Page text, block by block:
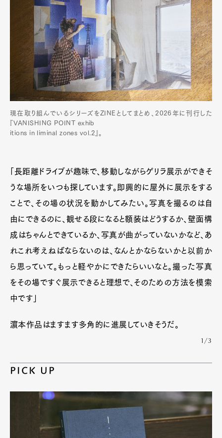
現在取り組んでいるシリーズをZINEとしてまとめ、2026年に刊行した
『VANISHING POINT exhib
itions in liminal zones vol.2』。
「長距離ドライブが趣味で、移動しながらゲリラ展示ができそ
うな場所をいつも探しています。即興的に屋外に展示をする
ことで、その場の状況を動かしてみたい。写真を撮るのは自
由にできるのに、観せる段になると額装はどうするか、壁面構
成はちゃんとできているか、写真が曲がっていないかなど、あ
れこれ考えねばならないのは、なんとかならないかと以前か
ら思っていて。もっと軽やかにできたらいいなと。撮った写真
をその場ですぐ展示できると理想で、そのための方法を模索
中です」
濵本作品はますます多角的に進展していきそうだ。
1/3
PICK UP